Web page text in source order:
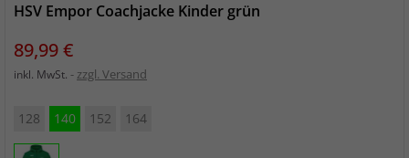
HSV Empor Coachjacke Kinder grün
Preis
89,99 €
inkl. MwSt. zzgl. Versand
128 140 152 164